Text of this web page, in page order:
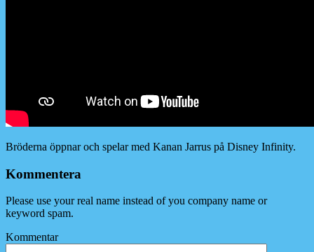
Bröderna öppnar och spelar med Kanan Jarrus på Disney Infinity.
Kommentera
Please use your real name instead of you company name or
keyword spam.
Kommentar